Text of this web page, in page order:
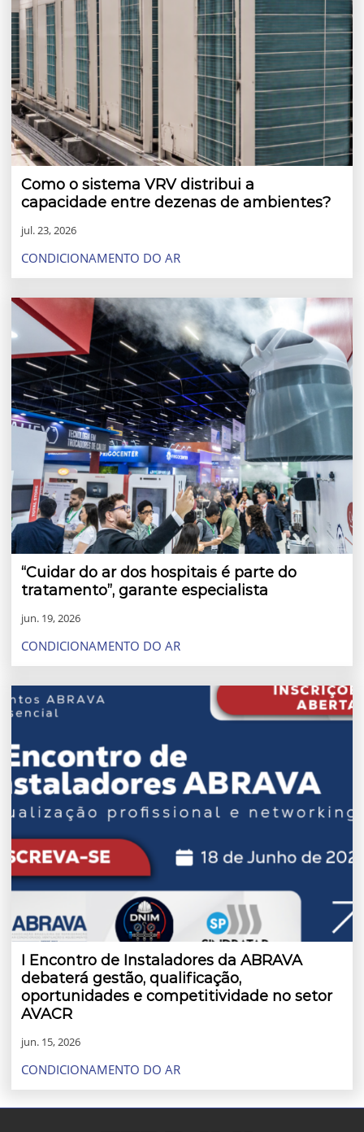
Como o sistema VRV distribui a
capacidade entre dezenas de ambientes?
jul. 23, 2026
CONDICIONAMENTO DO AR
“Cuidar do ar dos hospitais é parte do
tratamento”, garante especialista
jun. 19, 2026
CONDICIONAMENTO DO AR
I Encontro de Instaladores da ABRAVA
debaterá gestão, qualificação,
oportunidades e competitividade no setor
AVACR
jun. 15, 2026
CONDICIONAMENTO DO AR